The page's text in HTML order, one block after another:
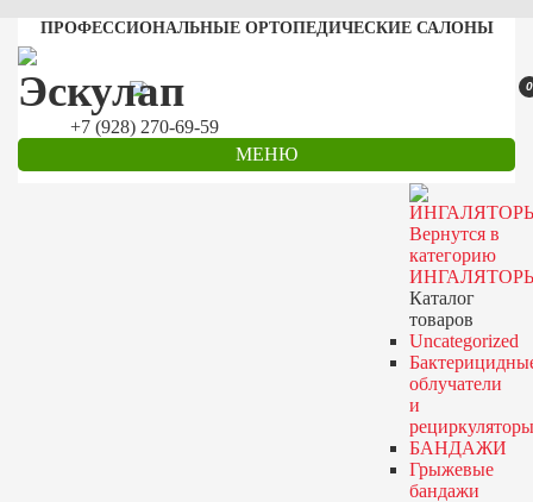
ПРОФЕССИОНАЛЬНЫЕ ОРТОПЕДИЧЕСКИЕ САЛОНЫ
+7 (928) 270-69-59
0
МЕНЮ
Вернутся в
категорию
Каталог
товаров
Uncategorized
облучатели
и
рециркуляторы
БАНДАЖИ
Грыжевые
бандажи